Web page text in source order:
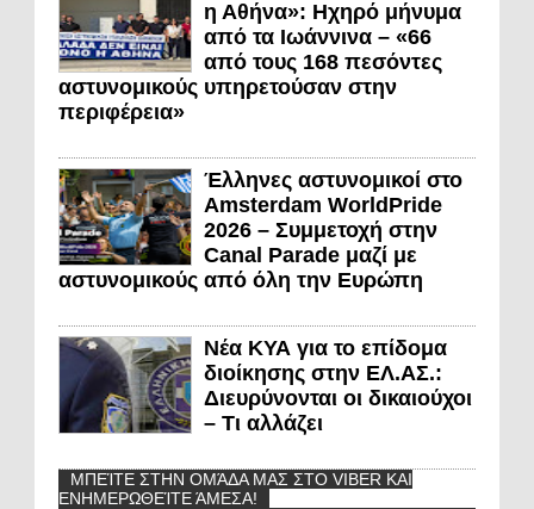
η Αθήνα»: Ηχηρό μήνυμα
από τα Ιωάννινα – «66
από τους 168 πεσόντες
αστυνομικούς υπηρετούσαν στην
περιφέρεια»
Έλληνες αστυνομικοί στο
Amsterdam WorldPride
2026 – Συμμετοχή στην
Canal Parade μαζί με
αστυνομικούς από όλη την Ευρώπη
Νέα ΚΥΑ για το επίδομα
διοίκησης στην ΕΛ.ΑΣ.:
Διευρύνονται οι δικαιούχοι
– Τι αλλάζει
ΜΠΕΊΤΕ ΣΤΗΝ ΟΜΆΔΑ ΜΑΣ ΣΤΟ VIBER ΚΑΙ
ΕΝΗΜΕΡΩΘΕΊΤΕ ΆΜΕΣΑ!